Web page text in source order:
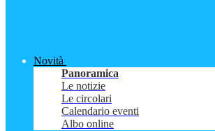
Novità
Panoramica
Le notizie
Le circolari
Calendario eventi
Albo online